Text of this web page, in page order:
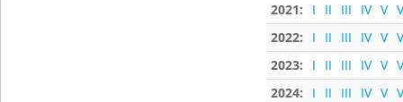
2021:
I II III IV V
2022:
I II III IV V
2023:
I II III IV V
2024:
I II III IV V